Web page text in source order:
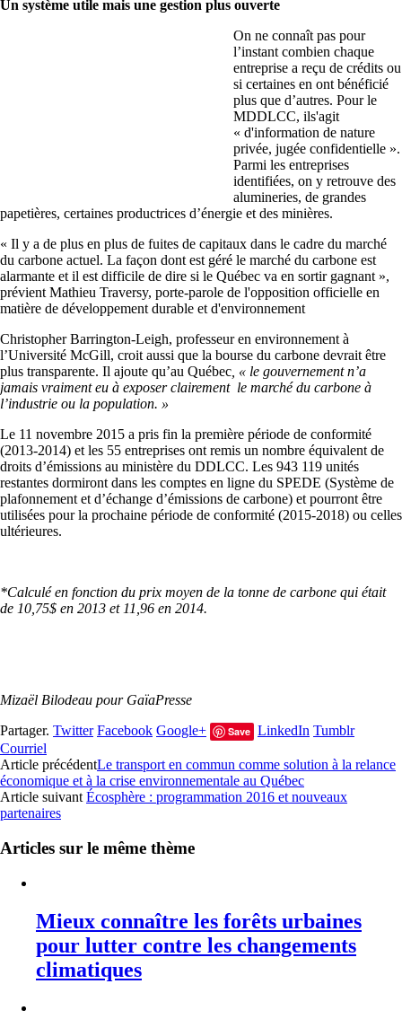
Un système utile mais une gestion plus ouverte
On ne connaît pas pour
l’instant combien chaque
entreprise a reçu de crédits ou
si certaines en ont bénéficié
plus que d’autres. Pour le
MDDLCC, ils'agit
« d'information de nature
privée, jugée confidentielle ».
Parmi les entreprises
identifiées, on y retrouve des
alumineries, de grandes
papetières, certaines productrices d’énergie et des minières.
« Il y a de plus en plus de fuites de capitaux dans le cadre du marché
du carbone actuel. La façon dont est géré le marché du carbone est
alarmante et il est difficile de dire si le Québec va en sortir gagnant »,
prévient Mathieu Traversy, porte-parole de l'opposition officielle en
matière de développement durable et d'environnement
Christopher Barrington-Leigh, professeur en environnement à
l’Université McGill, croit aussi que la bourse du carbone devrait être
plus transparente. Il ajoute qu’au Québec , « le gouvernement n’a
jamais vraiment eu à exposer clairement le marché du carbone à
l’industrie ou la population. »
Le 11 novembre 2015 a pris fin la première période de conformité
(2013-2014) et les 55 entreprises ont remis un nombre équivalent de
droits d’émissions au ministère du DDLCC. Les 943 119 unités
restantes dormiront dans les comptes en ligne du SPEDE (Système de
plafonnement et d’échange d’émissions de carbone) et pourront être
utilisées pour la prochaine période de conformité (2015-2018) ou celles
ultérieures.
*Calculé en fonction du prix moyen de la tonne de carbone qui était
de 10,75$ en 2013 et 11,96 en 2014.
Mizaël Bilodeau pour GaïaPresse
Partager. Twitter Facebook Google+ Save LinkedIn Tumblr
Courriel
Article précédentLe transport en commun comme solution à la relance
économique et à la crise environnementale au Québec
Article suivant Écosphère : programmation 2016 et nouveaux
partenaires
Articles sur le même thème
Mieux connaître les forêts urbaines
pour lutter contre les changements
climatiques